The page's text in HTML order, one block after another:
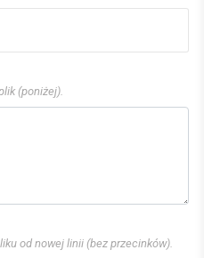
(poniżej).
od nowej linii (bez przecinków).